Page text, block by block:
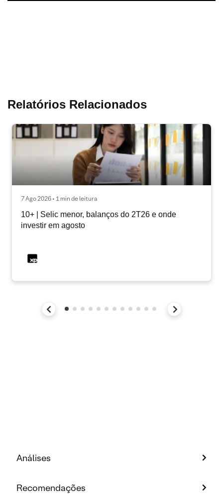
Relatórios Relacionados
7 Ago 2026 • 1 min de leitura
10+ | Selic menor, balanços do 2T26 e onde
investir em agosto
Análises
Recomendações